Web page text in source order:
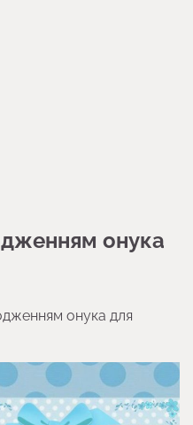
онука
онука для